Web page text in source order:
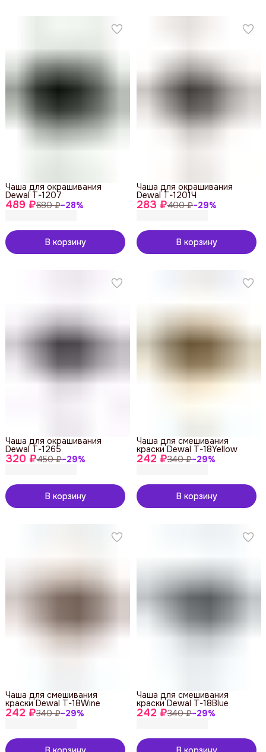
489 ₽680 ₽−28%
Чаша для окрашивания
Dewal T-1207
В корзину
283 ₽400 ₽−29%
Чаша для окрашивания
Dewal T-1201Ч
В корзину
320 ₽450 ₽−29%
Чаша для окрашивания
Dewal T-1265
В корзину
242 ₽340 ₽−29%
Чаша для смешивания
краски Dewal T-18Yellow
В корзину
242 ₽340 ₽−29%
Чаша для смешивания
краски Dewal T-18Wine
242 ₽340 ₽−29%
Чаша для смешивания
краски Dewal T-18Blue